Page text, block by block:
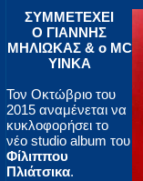
ΣΥΜΜΕΤΕΧΕΙ
Ο ΓΙΑΝΝΗΣ
ΜΗΛΙΩΚΑΣ & o ΜC
YINKA
Τον Οκτώβριο του
2015 αναμένεται να
κυκλοφορήσει το
νέο studio album του
Φίλιππου
Πλιάτσικα.